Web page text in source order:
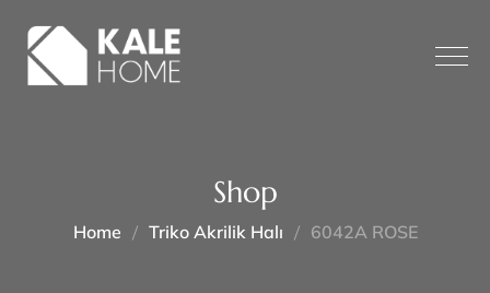
Shop
Home Triko Akrilik Halı 6042A ROSE